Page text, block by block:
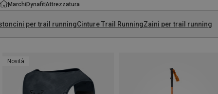
MarchiDynafitAttrezzatura
per trail runningCinture Trail RunningZaini per trail running
Novità